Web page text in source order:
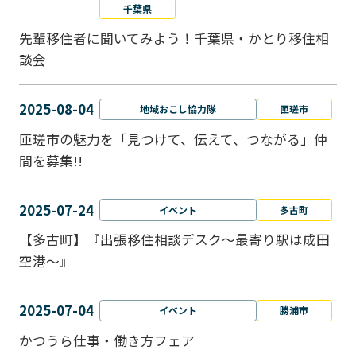
千葉県
先輩移住者に聞いてみよう！千葉県・かとり移住相
談会
2025-08-04 地域おこし協力隊 匝瑳市
匝瑳市の魅力を「見つけて、伝えて、つながる」仲
間を募集!!
2025-07-24 イベント 多古町
【多古町】『出張移住相談デスク～最寄り駅は成田
空港～』
2025-07-04 イベント 勝浦市
かつうら仕事・働き方フェア